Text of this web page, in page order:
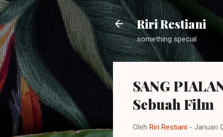
Riri Restiani
something special
SANG
Sebuah Film
Oleh Riri Restiani - Januari